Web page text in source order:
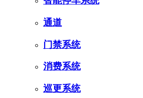
通道
门禁系统
消费系统
巡更系统